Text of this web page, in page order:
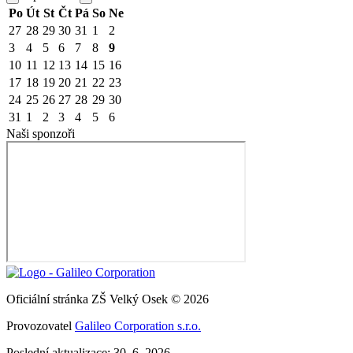
Po Út St Čt Pá So Ne
27 28 29 30 31 1
2
3
4 5 6 7 8
9
10 11 12 13 14 15 16
17 18 19 20 21 22 23
24 25 26 27 28 29 30
31 1 2 3 4 5
6
Naši sponzoři
Oficiální stránka ZŠ Velký Osek © 2026
Provozovatel Galileo Corporation s.r.o.